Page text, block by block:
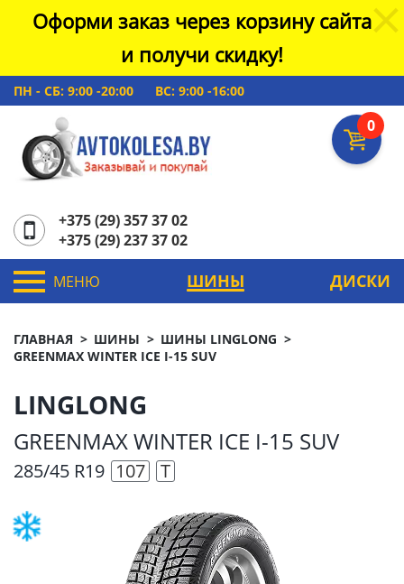
Оформи заказ через корзину сайта
и получи скидку!
ПН - СБ: 9:00 -20:00 ВС: 9:00 -16:00
0
+375 (29) 357 37 02
+375 (29) 237 37 02
МЕНЮ ШИНЫ ДИСКИ
ГЛАВНАЯ ШИНЫ
ШИНЫ LINGLONG
GREENMAX WINTER ICE I-15 SUV
LINGLONG
GREENMAX WINTER ICE I-15 SUV
285/45 R19 107 T